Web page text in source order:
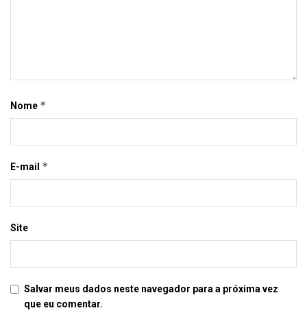
Nome *
E-mail *
Site
Salvar meus dados neste navegador para a próxima vez
que eu comentar.